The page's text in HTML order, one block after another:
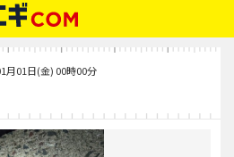
01日(金) 00時00分